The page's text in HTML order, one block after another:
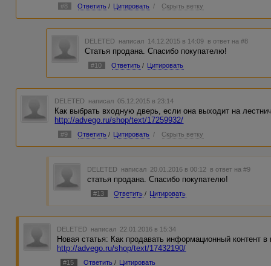
#8 Ответить / Цитировать / Скрыть ветку
DELETED написал 14.12.2015 в 14:09 в ответ на #8
Статья продана. Спасибо покупателю!
#10 Ответить / Цитировать
DELETED написал 05.12.2015 в 23:14
Как выбрать входную дверь, если она выходит на
http://advego.ru/shop/text/17259932/
#9 Ответить / Цитировать / Скрыть ветку
DELETED написал 20.01.2016 в 00:12 в ответ на #9
статья продана. Спасибо покупателю!
#13 Ответить / Цитировать
DELETED написал 22.01.2016 в 15:34
Новая статья: Как продавать информационный контент в
http://advego.ru/shop/text/17432190/
#15 Ответить / Цитировать